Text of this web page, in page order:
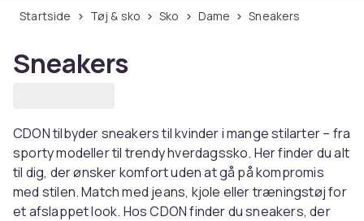
Startside Tøj & sko Sko Dame Sneakers
Sneakers
CDON tilbyder sneakers til kvinder i mange stilarter – fra
sporty modeller til trendy hverdagssko. Her finder du alt
til dig, der ønsker komfort uden at gå på kompromis
med stilen. Match med jeans, kjole eller træningstøj for
et afslappet look. Hos CDON finder du sneakers, der